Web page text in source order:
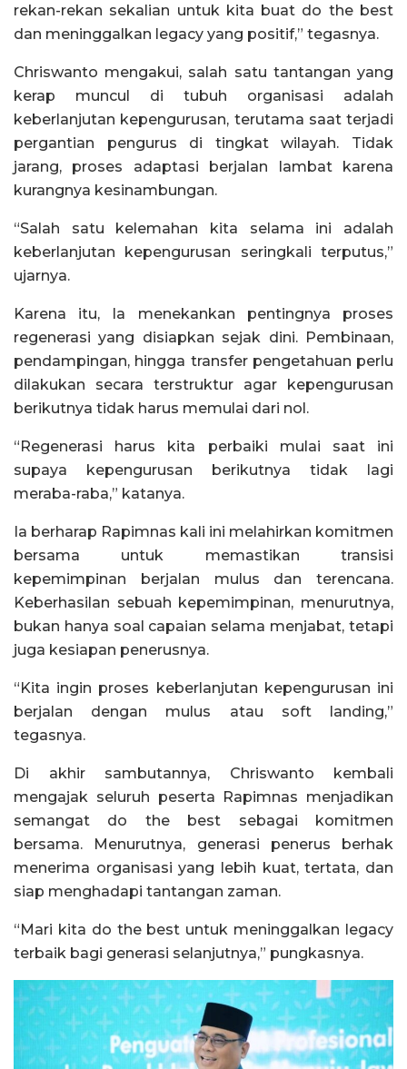
rekan-rekan sekalian untuk kita buat do the best
dan meninggalkan legacy yang positif,” tegasnya.
Chriswanto mengakui, salah satu tantangan yang
kerap muncul di tubuh organisasi adalah
keberlanjutan kepengurusan, terutama saat terjadi
pergantian pengurus di tingkat wilayah. Tidak
jarang, proses adaptasi berjalan lambat karena
kurangnya kesinambungan.
“Salah satu kelemahan kita selama ini adalah
keberlanjutan kepengurusan seringkali terputus,”
ujarnya.
Karena itu, Ia menekankan pentingnya proses
regenerasi yang disiapkan sejak dini. Pembinaan,
pendampingan, hingga transfer pengetahuan perlu
dilakukan secara terstruktur agar kepengurusan
berikutnya tidak harus memulai dari nol.
“Regenerasi harus kita perbaiki mulai saat ini
supaya kepengurusan berikutnya tidak lagi
meraba-raba,” katanya.
Ia berharap Rapimnas kali ini melahirkan komitmen
bersama untuk memastikan transisi
kepemimpinan berjalan mulus dan terencana.
Keberhasilan sebuah kepemimpinan, menurutnya,
bukan hanya soal capaian selama menjabat, tetapi
juga kesiapan penerusnya.
“Kita ingin proses keberlanjutan kepengurusan ini
berjalan dengan mulus atau soft landing,”
tegasnya.
Di akhir sambutannya, Chriswanto kembali
mengajak seluruh peserta Rapimnas menjadikan
semangat do the best sebagai komitmen
bersama. Menurutnya, generasi penerus berhak
menerima organisasi yang lebih kuat, tertata, dan
siap menghadapi tantangan zaman.
“Mari kita do the best untuk meninggalkan legacy
terbaik bagi generasi selanjutnya,” pungkasnya.